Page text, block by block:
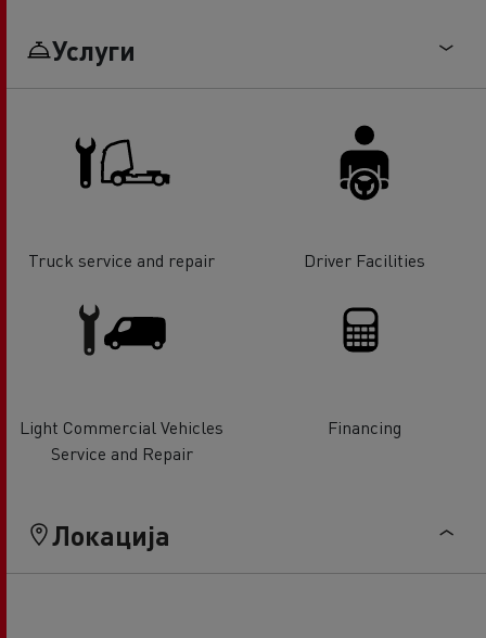
Услуги
Truck service and repair Driver Facilities
Light Commercial Vehicles
Service and Repair
Financing
Локација